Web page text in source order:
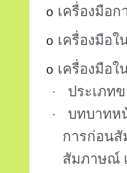
o เครื่องมือ
o เครื่องมือ
o เครื่องมือ
· ประเภท
·
บทบาทห
การก่อน
สัมภาษณ์